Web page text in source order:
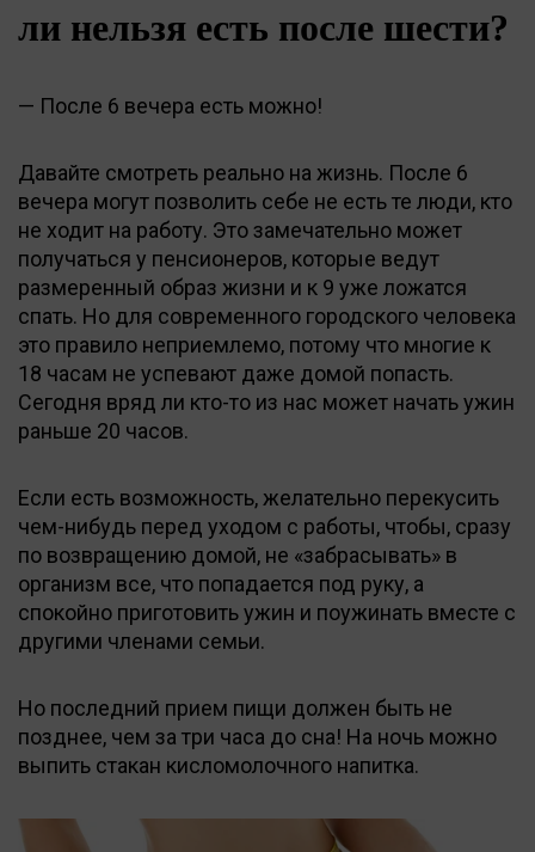
ли нельзя есть после шести?
— После 6 вечера есть можно!
Давайте смотреть реально на жизнь. После 6
вечера могут позволить себе не есть те люди, кто
не ходит на работу. Это замечательно может
получаться у пенсионеров, которые ведут
размеренный образ жизни и к 9 уже ложатся
спать. Но для современного городского человека
это правило неприемлемо, потому что многие к
18 часам не успевают даже домой попасть.
Сегодня вряд ли кто-то из нас может начать ужин
раньше 20 часов.
Если есть возможность, желательно перекусить
чем-нибудь перед уходом с работы, чтобы, сразу
по возвращению домой, не «забрасывать» в
организм все, что попадается под руку, а
спокойно приготовить ужин и поужинать вместе с
другими членами семьи.
Но последний прием пищи должен быть не
позднее, чем за три часа до сна! На ночь можно
выпить стакан кисломолочного напитка.